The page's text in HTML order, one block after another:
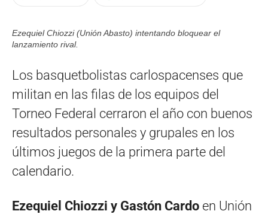
Ezequiel Chiozzi (Unión Abasto) intentando bloquear el
lanzamiento rival.
Los basquetbolistas carlospacenses que
militan en las filas de los equipos del
Torneo Federal cerraron el año con buenos
resultados personales y grupales en los
últimos juegos de la primera parte del
calendario.
Ezequiel Chiozzi y Gastón Cardo en Unión